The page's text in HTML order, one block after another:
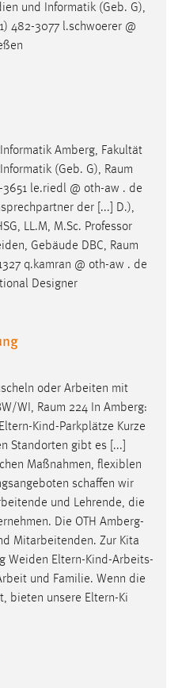
und Informatik (Geb. G),
482-3077 l.schwoerer @
Amberg, Fakultät
(Geb. G), Raum
le.riedl @ oth-aw . de
der [...] D.),
LL.M, M.Sc. Professor
Gebäude DBC, Raum
q.kamran @ oth-aw . de
Designer
oder Arbeiten mit
WI, Raum 224 In Amberg:
Kind-Parkplätze Kurze
Standorten gibt es [...]
Maßnahmen, flexiblen
schaffen wir
und Lehrende, die
Die OTH Amberg-
Mitarbeitenden. Zur Kita
Weiden Eltern-Kind-Arbeits-
und Familie. Wenn die
bieten unsere Eltern-Ki
Informationen anonym.
uns zu verstehen, wie
nutzen.
von Drittanbietern
Werbung anzuzeigen.
über Websites